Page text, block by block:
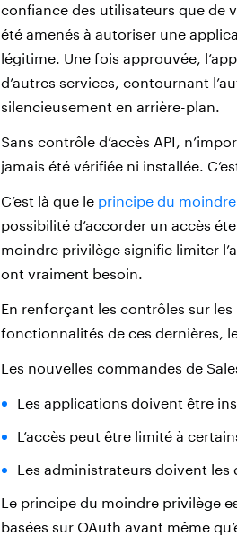
confiance des utilisateurs que de
été amenés à autoriser une
légitime. Une fois approuvée,
d’autres services, contournant
silencieusement en arrière-plan.
Sans contrôle d’accès API,
jamais été vérifiée ni installée.
C’est là que le principe du
possibilité d’accorder un accès
moindre privilège signifie limiter
ont vraiment besoin.
En renforçant les contrôles sur
fonctionnalités de ces dernières,
Les nouvelles commandes de
Les applications doivent être
L’accès peut être limité à
Les administrateurs doivent
Le principe du moindre privilège
basées sur OAuth avant même